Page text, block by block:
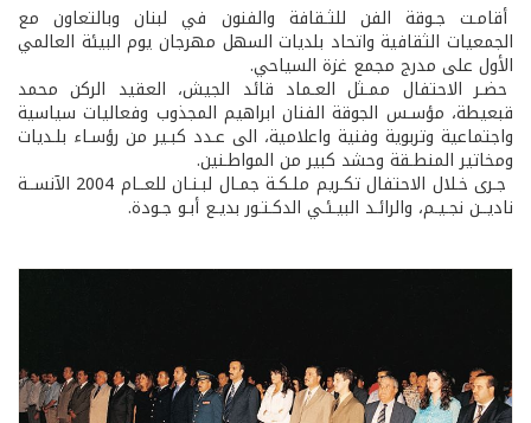
أقامـت جـوقة الفن للثـقافة والفنون في لبنان وبالتعاون مع
الجمعيات الثقافية واتحاد بلديات السهل مهرجان يوم البيئة العالمي
الأول على مدرج مجمع غزة السياحي.
حضـر الاحتفال ممـثل العـماد قائد الجيش، العقيد الركن محمد
قبعيطة، مؤسـس الجوقة الفنان ابراهيم المجذوب وفعاليات سياسية
واجتماعية وتربوية وفنية واعلامية، الى عـدد كبـير من رؤسـاء بلـديات
ومخاتير المنطـقة وحشد كبير من المواطـنين.
جـرى خـلال الاحتفال تكـريم ملـكـة جمـال لبـنـان للعــام 2004 الآنســة
ناديــن نجـيـم، والرائـد البيـئـي الدكـتـور بديـع أبـو جـودة.